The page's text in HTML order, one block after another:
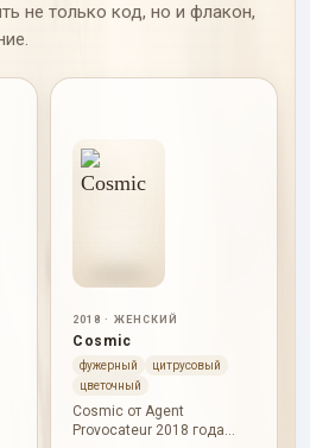
не только код, но и флакон,
2018 · ЖЕНСКИЙ
Cosmic
фужерный
цитрусовый
цветочный
Cosmic от Agent
Provocateur 2018 года